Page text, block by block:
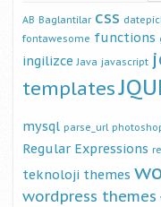
AB Baglantilar css
fontawesome functions
ingilizce Java javascript
templates
mysql parse_url
Regular Expressions
teknoloji themes
wordpress themes